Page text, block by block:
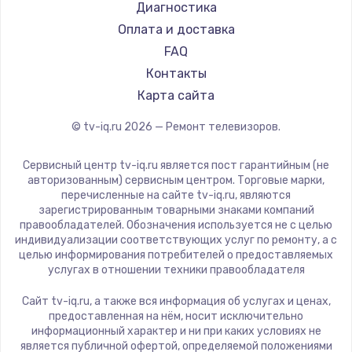
Замена видеокарты
1600 руб.
Заказать
Ремонт разъема питания
880 руб.
Заказать
Замена видеочипа
2745 руб.
Заказать
2600 руб.
Заказать
Hyundai
Doffler
Hiper
Grundig
HITACHI
Yandex
National
iFFALCON
Tuvio
Nord
BenQ
Диагностика
Оплата и доставка
FAQ
Контакты
Карта сайта
© tv-iq.ru 2026 — Ремонт телевизоров.
Сервисный центр tv-iq.ru является пост гарантийным (не
авторизованным) сервисным центром. Торговые марки,
перечисленные на сайте tv-iq.ru, являются
зарегистрированным товарными знаками компаний
правообладателей. Обозначения используется не с целью
индивидуализации соответствующих услуг по ремонту, а с
целью информирования потребителей о предоставляемых
услугах в отношении техники правообладателя
Сайт tv-iq.ru, а также вся информация об услугах и ценах,
предоставленная на нём, носит исключительно
информационный характер и ни при каких условиях не
является публичной офертой, определяемой положениями